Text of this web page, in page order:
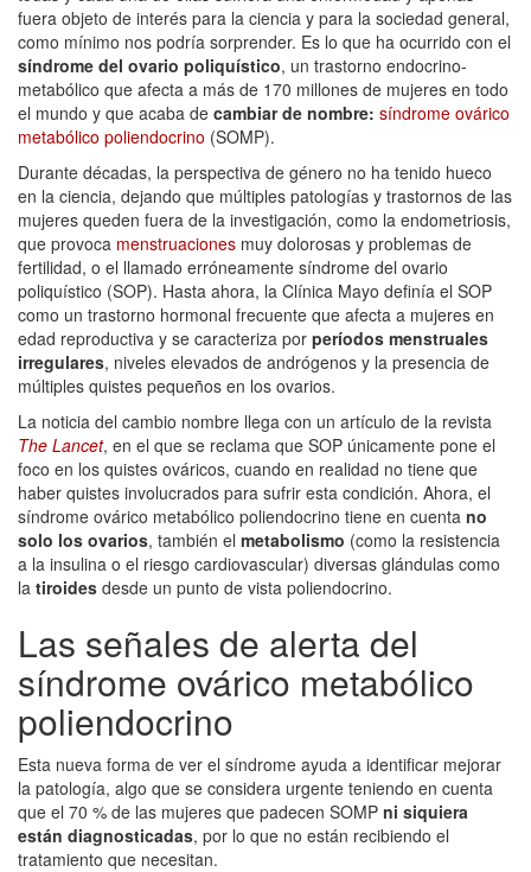
fuera objeto de interés para la ciencia y para la sociedad general,
como mínimo nos podría sorprender. Es lo que ha ocurrido con el
síndrome del ovario poliquístico, un trastorno endocrino-
metabólico que afecta a más de 170 millones de mujeres en todo
el mundo y que acaba de cambiar de nombre: síndrome ovárico
metabólico poliendocrino (SOMP).
Durante décadas, la perspectiva de género no ha tenido hueco
en la ciencia, dejando que múltiples patologías y trastornos de las
mujeres queden fuera de la investigación, como la endometriosis,
que provoca menstruaciones muy dolorosas y problemas de
fertilidad, o el llamado erróneamente síndrome del ovario
poliquístico (SOP). Hasta ahora, la Clínica Mayo definía el SOP
como un trastorno hormonal frecuente que afecta a mujeres en
edad reproductiva y se caracteriza por períodos menstruales
irregulares, niveles elevados de andrógenos y la presencia de
múltiples quistes pequeños en los ovarios.
La noticia del cambio nombre llega con un artículo de la revista
The Lancet, en el que se reclama que SOP únicamente pone el
foco en los quistes ováricos, cuando en realidad no tiene que
haber quistes involucrados para sufrir esta condición. Ahora, el
síndrome ovárico metabólico poliendocrino tiene en cuenta no
solo los ovarios, también el metabolismo (como la resistencia
a la insulina o el riesgo cardiovascular) diversas glándulas como
la tiroides desde un punto de vista poliendocrino.
Las señales de alerta del
síndrome ovárico metabólico
poliendocrino
Esta nueva forma de ver el síndrome ayuda a identificar mejorar
la patología, algo que se considera urgente teniendo en cuenta
que el 70 % de las mujeres que padecen SOMP ni siquiera
están diagnosticadas, por lo que no están recibiendo el
tratamiento que necesitan.